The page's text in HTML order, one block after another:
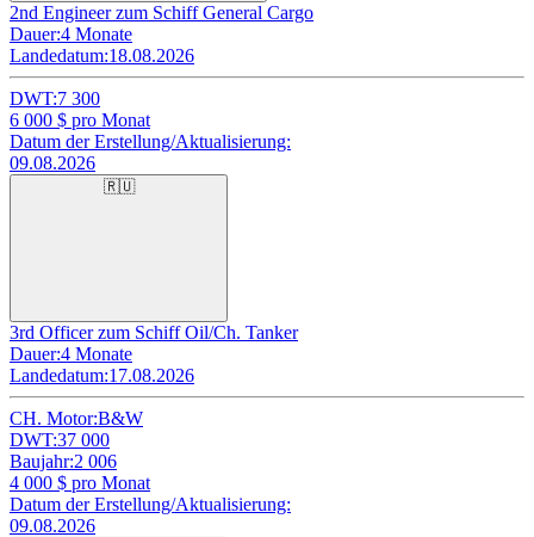
2nd Engineer zum Schiff General Cargo
Dauer:4 Monate
Landedatum:18.08.2026
DWT:7 300
6 000 $ pro Monat
Datum der Erstellung/Aktualisierung:
09.08.2026
🇷🇺
3rd Officer zum Schiff Oil/Ch. Tanker
Dauer:4 Monate
Landedatum:17.08.2026
CH. Motor:B&W
DWT:37 000
Baujahr:2 006
4 000 $ pro Monat
Datum der Erstellung/Aktualisierung:
09.08.2026